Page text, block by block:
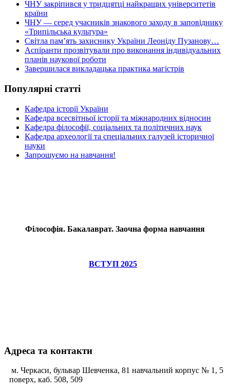
ЧНУ закріпився у тридцятці найкращих університетів
країни
ЧНУ — серед учасників знакового заходу в заповіднику
«Трипільська культура»
Світла пам’ять захиснику України Леоніду Пузанову…
Аспіранти прозвітували про виконання індивідуальних
планів наукової роботи
Завершилася викладацька практика магістрів
Популярні статті
Кафедра історії України
Кафедра всесвітньої історії та міжнародних відносин
Кафедра філософії, соціальних та політичних наук
Кафедра археології та спеціальних галузей історичної
науки
Запрошуємо на навчання!
Філософія. Бакалаврат. Заочна форма навчання
ВСТУП 2025
Адреса та контакти
м. Черкаси, бульвар Шевченка, 81 навчальний корпус № 1, 5
поверх, каб. 508, 509